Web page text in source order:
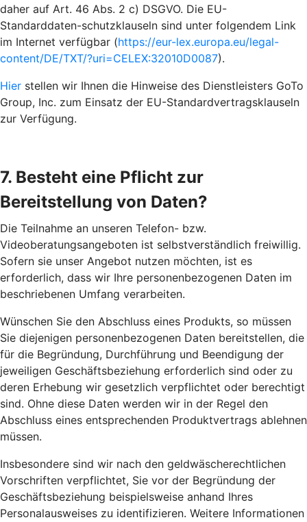
daher auf Art. 46 Abs. 2 c) DSGVO. Die EU-
Standarddaten-schutzklauseln sind unter folgendem Link
im Internet verfügbar (https://eur-lex.europa.eu/legal-
content/DE/TXT/?uri=CELEX:32010D0087).
Hier stellen wir Ihnen die Hinweise des Dienstleisters GoTo
Group, Inc. zum Einsatz der EU-Standardvertragsklauseln
zur Verfügung.
7. Besteht eine Pflicht zur
Bereitstellung von Daten?
Die Teilnahme an unseren Telefon- bzw.
Videoberatungsangeboten ist selbstverständlich freiwillig.
Sofern sie unser Angebot nutzen möchten, ist es
erforderlich, dass wir Ihre personenbezogenen Daten im
beschriebenen Umfang verarbeiten.
Wünschen Sie den Abschluss eines Produkts, so müssen
Sie diejenigen personenbezogenen Daten bereitstellen, die
für die Begründung, Durchführung und Beendigung der
jeweiligen Geschäftsbeziehung erforderlich sind oder zu
deren Erhebung wir gesetzlich verpflichtet oder berechtigt
sind. Ohne diese Daten werden wir in der Regel den
Abschluss eines entsprechenden Produktvertrags ablehnen
müssen.
Insbesondere sind wir nach den geldwäscherechtlichen
Vorschriften verpflichtet, Sie vor der Begründung der
Geschäftsbeziehung beispielsweise anhand Ihres
Personalausweises zu identifizieren. Weitere Informationen